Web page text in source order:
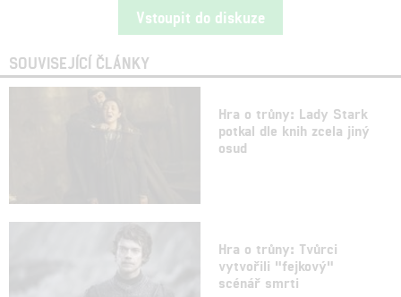
Vstoupit do diskuze
SOUVISEJÍCÍ ČLÁNKY
Hra o trůny: Lady Stark
potkal dle knih zcela jiný
osud
Hra o trůny: Tvůrci
vytvořili "fejkový"
scénář smrti